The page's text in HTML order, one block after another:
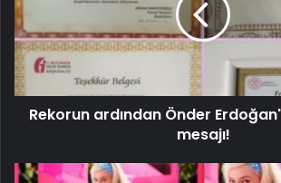
Rekorun ardından Önder
mesajı!